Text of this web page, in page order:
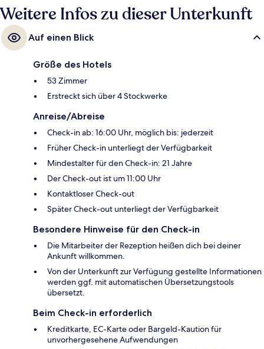
Weitere Infos zu dieser Unterkunft
Auf einen Blick
Größe des Hotels
53 Zimmer
Erstreckt sich über 4 Stockwerke
Anreise/Abreise
Check-in ab: 16:00 Uhr, möglich bis: jederzeit
Früher Check-in unterliegt der Verfügbarkeit
Mindestalter für den Check-in: 21 Jahre
Der Check-out ist um 11:00 Uhr
Kontaktloser Check-out
Später Check-out unterliegt der Verfügbarkeit
Besondere Hinweise für den Check-in
Die Mitarbeiter der Rezeption heißen dich bei deiner
Ankunft willkommen.
Von der Unterkunft zur Verfügung gestellte Informationen
werden ggf. mit automatischen Übersetzungstools
übersetzt.
Beim Check-in erforderlich
Kreditkarte, EC-Karte oder Bargeld-Kaution für
unvorhergesehene Aufwendungen